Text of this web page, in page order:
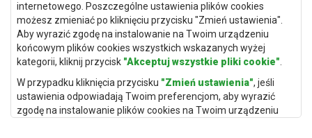
internetowego. Poszczególne ustawienia plików cookies
możesz zmieniać po kliknięciu przycisku "Zmień ustawienia".
Aby wyrazić zgodę na instalowanie na Twoim urządzeniu
końcowym plików cookies wszystkich wskazanych wyżej
kategorii, kliknij przycisk "Akceptuj wszystkie pliki cookie"
W przypadku kliknięcia przycisku "Zmień ustawienia", jeśli
ustawienia odpowiadają Twoim preferencjom, aby wyrazić
zgodę na instalowanie plików cookies na Twoim urządzeniu
Dywany Łódź
Dywany Katowice
Dywany Rzeszów
Dywany Częstochowa